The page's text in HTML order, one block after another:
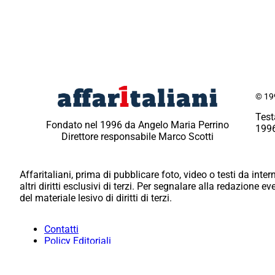
Fondato nel 1996 da Angelo Maria Perrino
Direttore responsabile Marco Scotti
©
Affaritaliani, prima di pubblicare foto, video o testi da
altri diritti esclusivi di terzi. Per segnalare alla redazione
del materiale lesivo di diritti di terzi.
Contatti
Policy Editoriali